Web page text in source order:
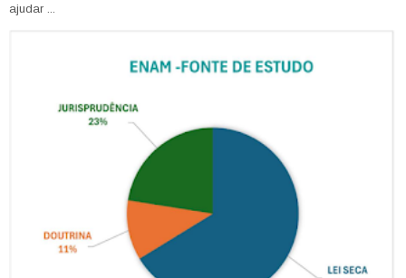
ajudar ...